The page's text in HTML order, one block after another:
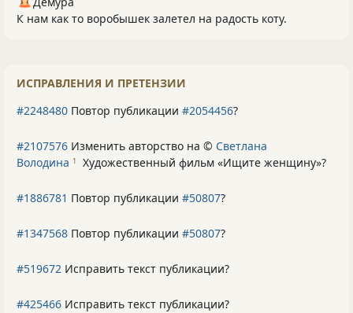
К нам как то воробышек залетел на радость коту.
ИСПРАВЛЕНИЯ И ПРЕТЕНЗИИ
#2248480 Повтор публикации #2054456?
#2107576 Изменить авторство на © Светлана
Володина 1 Художественный фильм «Ищите женщину»?
#1886781 Повтор публикации #50807?
#1347568 Повтор публикации #50807?
#519672 Исправить текст публикации?
#425466 Исправить текст публикации?